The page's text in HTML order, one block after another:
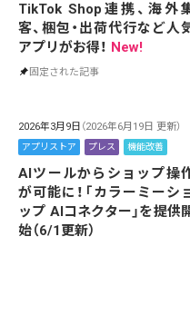
TikTok Shop連携、海外
客、梱包・出荷代行など人
アプリがお得！ New!
固定された記事
2026年3月9日 （2026年6月19日 更新）
アプリストア プレス 機能改善
AIツールからショップ操
が可能に！「カラーミーシ
ップ AIコネクター」を提供
始（6/1更新）